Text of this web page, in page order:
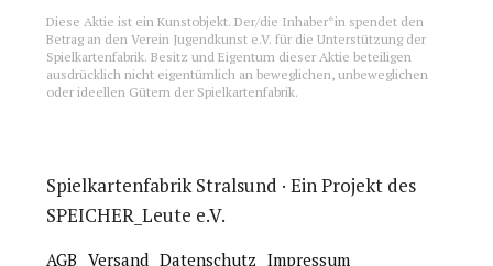
Diese Aktie ist ein Kunstobjekt. Der/die Inhaber*in spendet den
Betrag an den Verein Jugendkunst e.V. für die Unterstützung der
Spielkartenfabrik. Besitz und Eigentum dieser Aktie beteiligen
ausdrücklich nicht eigentümlich an beweglichen, unbeweglichen
oder ideellen Gütern der Spielkartenfabrik.
Spielkartenfabrik Stralsund · Ein Projekt des
SPEICHER_Leute e.V.
AGB Versand Datenschutz Impressum